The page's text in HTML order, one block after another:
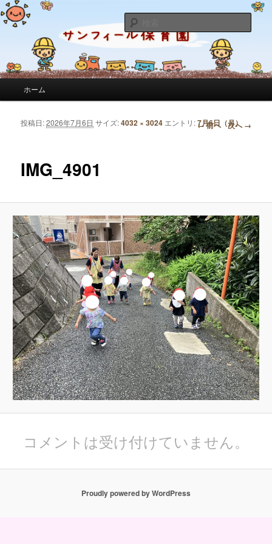
サンフィール保育園のブログ
サンフィール保育園のせんせいのブログです。園の日常を綴っています。
索
メインコンテンツへ移動
サブコンテンツへ移動
ホーム
画像ナビゲーション ← 前へ 次へ →
IMG_4901
投稿日:2026年7月6日 サイズ:4032 × 3024 エントリ:7月6日（月）
コメントは受け付けていません。
Proudly powered by WordPress